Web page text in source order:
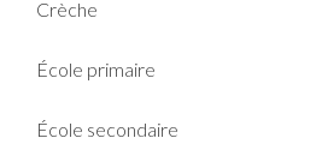
Crèche
École primaire
École secondaire